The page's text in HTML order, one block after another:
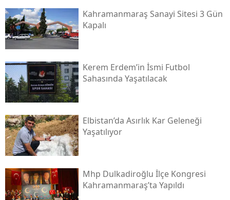
Kahramanmaraş Sanayi Sitesi 3 Gün
Kapalı
Kerem Erdem’in İsmi Futbol
Sahasında Yaşatılacak
Elbistan’da Asırlık Kar Geleneği
Yaşatılıyor
Mhp Dulkadiroğlu İlçe Kongresi
Kahramanmaraş’ta Yapıldı